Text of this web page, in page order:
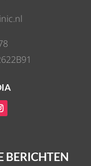
BERICHTEN